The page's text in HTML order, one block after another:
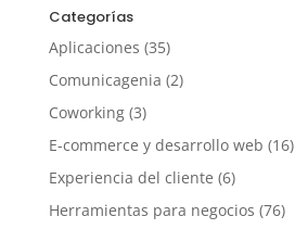
Categorías
Aplicaciones (35)
Comunicagenia (2)
Coworking(3)
E-commerce y desarrollo web (16)
Experiencia del cliente (6)
Herramientas para negocios (76)